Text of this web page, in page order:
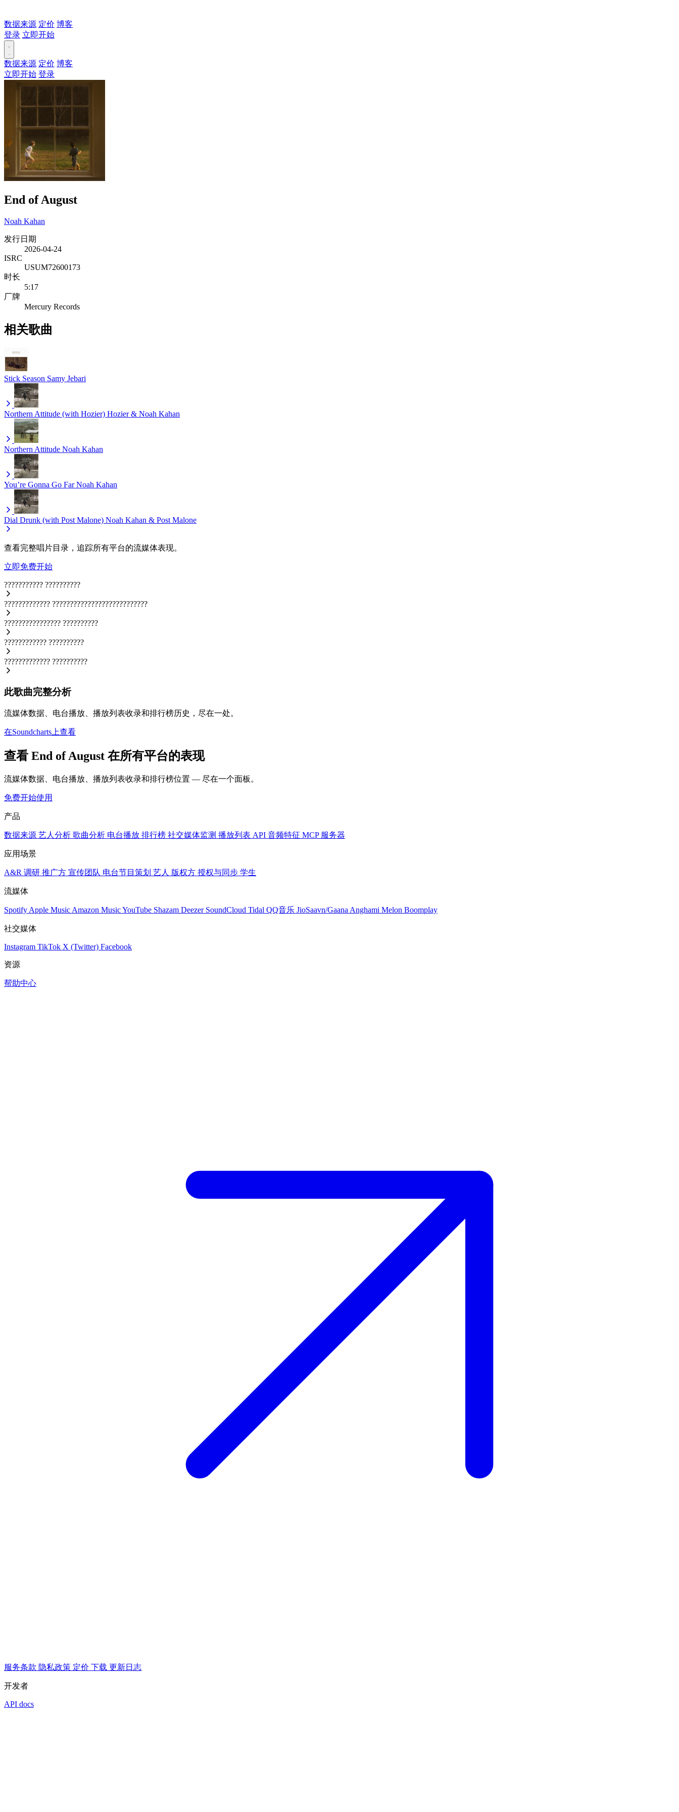
数据来源 定价 博客
登录 立即开始
数据来源 定价 博客
立即开始 登录
End of August
Noah Kahan
发行日期
2026-04-24
ISRC
USUM72600173
时长
5:17
厂牌
Mercury Records
相关歌曲
Stick Season Samy Jebari
Northern Attitude (with Hozier) Hozier & Noah Kahan
Northern Attitude Noah Kahan
You’re Gonna Go Far Noah Kahan
Dial Drunk (with Post Malone) Noah Kahan & Post Malone
查看完整唱片目录，追踪所有平台的流媒体表现。
立即免费开始
??????????? ??????????
????????????? ???????????????????????????
???????????????? ??????????
???????????? ??????????
????????????? ??????????
此歌曲完整分析
流媒体数据、电台播放、播放列表收录和排行榜历史，尽在一处。
在Soundcharts上查看
查看 End of August 在所有平台的表现
流媒体数据、电台播放、播放列表收录和排行榜位置 — 尽在一个面板。
免费开始使用
产品
数据来源 艺人分析 歌曲分析 电台播放 排行榜 社交媒体监测 播放列表 API 音频特征 MCP 服务器
应用场景
A&R 调研 推广方 宣传团队 电台节目策划 艺人 版权方 授权与同步 学生
流媒体
Spotify Apple Music Amazon MusicYouTube Shazam Deezer SoundCloud Tidal QQ音乐 JioSaavn/Gaana Anghami Melon Boomplay
社交媒体
Instagram TikTok X (Twitter) Facebook
资源
帮助中心
服务条款 隐私政策 定价 下载 更新日志
开发者
API docs